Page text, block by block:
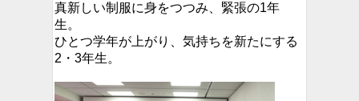
真新しい制服に身をつつみ、緊張の1年
生。
ひとつ学年が上がり、気持ちを新たにする
2・3年生。